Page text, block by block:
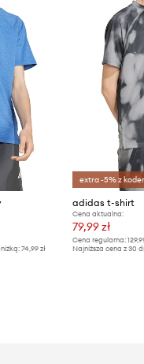
74,99 zł
extra -5% z
adidas t-shirt
Cena aktualna:
79,99 zł
Cena regularna:
Najniższa cena z 30